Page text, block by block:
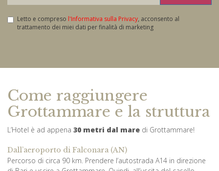
Letto e compreso l'Informativa sulla Privacy, acconsento al
trattamento dei miei dati per finalità di marketing
Come raggiungere
Grottammare e la struttura
L’Hotel è ad appena 30 metri dal mare di Grottammare!
Dall’aeroporto di Falconara (AN)
Percorso di circa 90 km. Prendere l’autostrada A14 in direzione